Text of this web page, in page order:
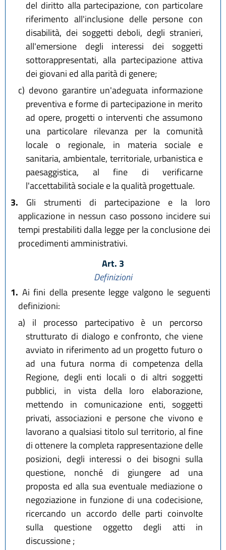
del diritto alla partecipazione, con particolare
riferimento all'inclusione delle persone con
disabilità, dei soggetti deboli, degli stranieri,
all'emersione degli interessi dei soggetti
sottorappresentati, alla partecipazione attiva
dei giovani ed alla parità di genere;
c) devono garantire un'adeguata informazione
preventiva e forme di partecipazione in merito
ad opere, progetti o interventi che assumono
una particolare rilevanza per la comunità
locale o regionale, in materia sociale e
sanitaria, ambientale, territoriale, urbanistica e
paesaggistica, al fine di verificarne
l'accettabilità sociale e la qualità progettuale.
3. Gli strumenti di partecipazione e la loro
applicazione in nessun caso possono incidere sui
tempi prestabiliti dalla legge per la conclusione dei
procedimenti amministrativi.
Art. 3
Definizioni
1. Ai fini della presente legge valgono le seguenti
definizioni:
a) il processo partecipativo è un percorso
strutturato di dialogo e confronto, che viene
avviato in riferimento ad un progetto futuro o
ad una futura norma di competenza della
Regione, degli enti locali o di altri soggetti
pubblici, in vista della loro elaborazione,
mettendo in comunicazione enti, soggetti
privati, associazioni e persone che vivono e
lavorano a qualsiasi titolo sul territorio, al fine
di ottenere la completa rappresentazione delle
posizioni, degli interessi o dei bisogni sulla
questione, nonché di giungere ad una
proposta ed alla sua eventuale mediazione o
negoziazione in funzione di una codecisione,
ricercando un accordo delle parti coinvolte
sulla questione oggetto degli atti in
discussione ;